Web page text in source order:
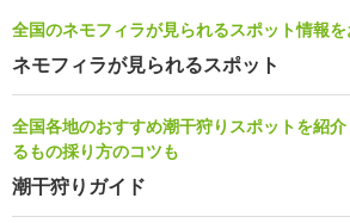
全国のネモフィラが見られるスポット情報
ネモフィラが見られるスポット
全国各地のおすすめ潮干狩りスポットを紹
るもの採り方のコツも
潮干狩りガイド